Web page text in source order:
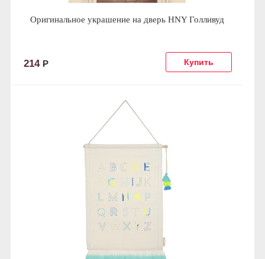
Оригинальное украшение на дверь HNY Голливуд
214 Р